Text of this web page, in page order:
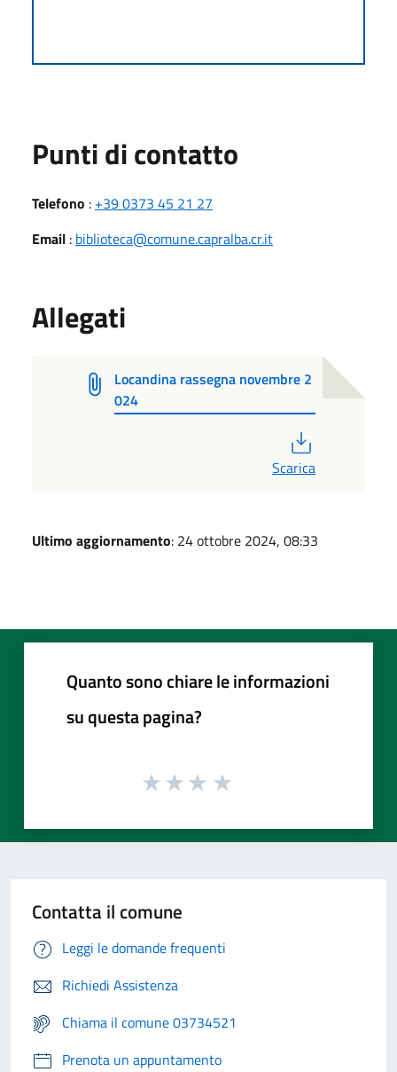
Punti di contatto
Telefono : +39 0373 45 21 27
Email : biblioteca@comune.capralba.cr.it
Allegati
Locandina rassegna novembre 2
024
Scarica
Ultimo aggiornamento: 24 ottobre 2024, 08:33
Quanto sono chiare le informazioni
su questa pagina?
Contatta il comune
Leggi le domande frequenti
Richiedi Assistenza
Chiama il comune 03734521
Prenota un appuntamento